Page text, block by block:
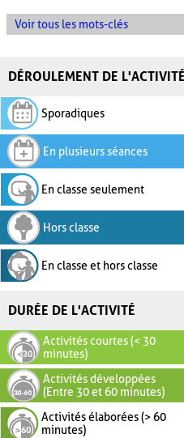
Voir tous les mots-clés
DÉROULEMENT DE L'ACTIVITÉ
Sporadiques
En plusieurs séances
En classe seulement
Hors classe
En classe et hors classe
DURÉE DE L'ACTIVITÉ
Activités courtes (< 30
minutes)
Activités développées
(Entre 30 et 60 minutes)
Activités élaborées (> 60
minutes)